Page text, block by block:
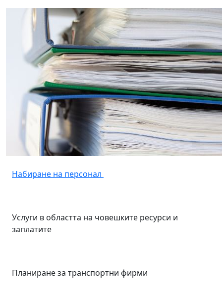
Набиране на персонал
Услуги в областта на човешките ресурси и
заплатите
Планиране за транспортни фирми